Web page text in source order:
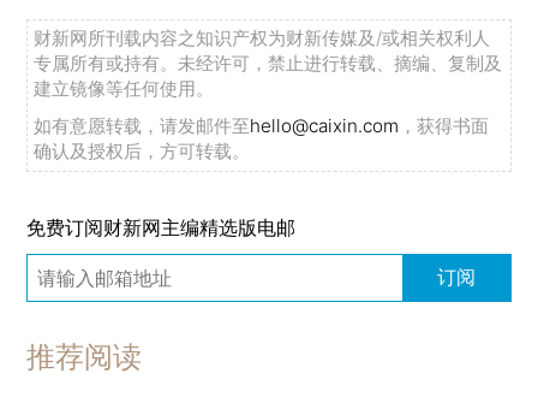
财新网所刊载内容之知识产权为财新传媒及/或相关权利人
专属所有或持有。未经许可，禁止进行转载、摘编、复制及
建立镜像等任何使用。
如有意愿转载，请发邮件至hello@caixin.com ，获得书面
确认及授权后，方可转载。
免费订阅财新网主编精选版电邮
订阅
推荐阅读